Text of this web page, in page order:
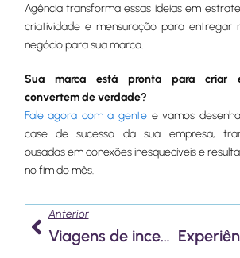
Agência transforma essas ideias em
criatividade e mensuração para entregar
negócio para sua marca.
Sua marca está pronta para criar
convertem de verdade?
Fale agora com a gentee vamos
case de sucesso da sua empresa,
ousadas em conexões inesquecíveis e
no fim do mês.
Anterior
Anterior
Viagens de incentivo para o maior campeonato de futebol do mundo: do escritório à arquibancada em 2026